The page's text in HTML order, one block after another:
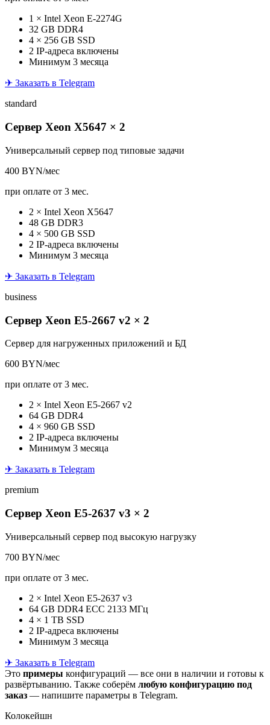
1 × Intel Xeon E-2274G
32 GB DDR4
4 × 256 GB SSD
2 IP-адреса включены
Минимум 3 месяца
✈ Заказать в Telegram
standard
Сервер Xeon X5647 × 2
Универсальный сервер под типовые задачи
400 BYN/мес
при оплате от 3 мес.
2 × Intel Xeon X5647
48 GB DDR3
4 × 500 GB SSD
2 IP-адреса включены
Минимум 3 месяца
✈ Заказать в Telegram
business
Сервер Xeon E5-2667 v2 × 2
Сервер для нагруженных приложений и БД
600 BYN/мес
при оплате от 3 мес.
2 × Intel Xeon E5-2667 v2
64 GB DDR4
4 × 960 GB SSD
2 IP-адреса включены
Минимум 3 месяца
✈ Заказать в Telegram
premium
Сервер Xeon E5-2637 v3 × 2
Универсальный сервер под высокую нагрузку
700 BYN/мес
при оплате от 3 мес.
2 × Intel Xeon E5-2637 v3
64 GB DDR4 ECC 2133 МГц
4 × 1 TB SSD
2 IP-адреса включены
Минимум 3 месяца
✈ Заказать в Telegram
Это примеры конфигураций — все они в наличии и готовы к
развёртыванию. Также соберём любую конфигурацию под
заказ — напишите параметры в Telegram.
Колокейшн